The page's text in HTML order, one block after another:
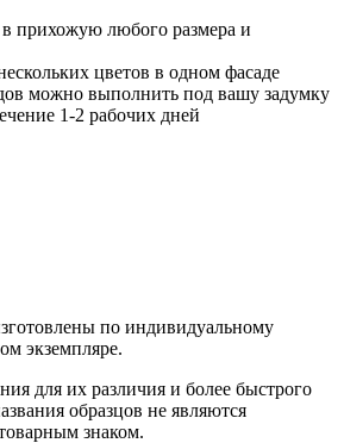
прихожую любого размера и
цветов в одном фасаде
можно выполнить под вашу задумку
1-2 рабочих дней
по индивидуальному
экземпляре.
для их различия и более быстрого
образцов не являются
знаком.